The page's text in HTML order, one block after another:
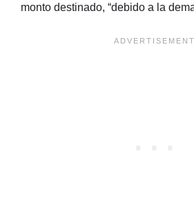
monto destinado, “debido a la